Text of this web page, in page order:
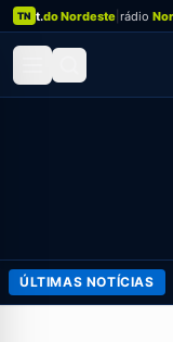
TN t.do Nordeste rádio
ÚLTIMAS NOTÍCIAS